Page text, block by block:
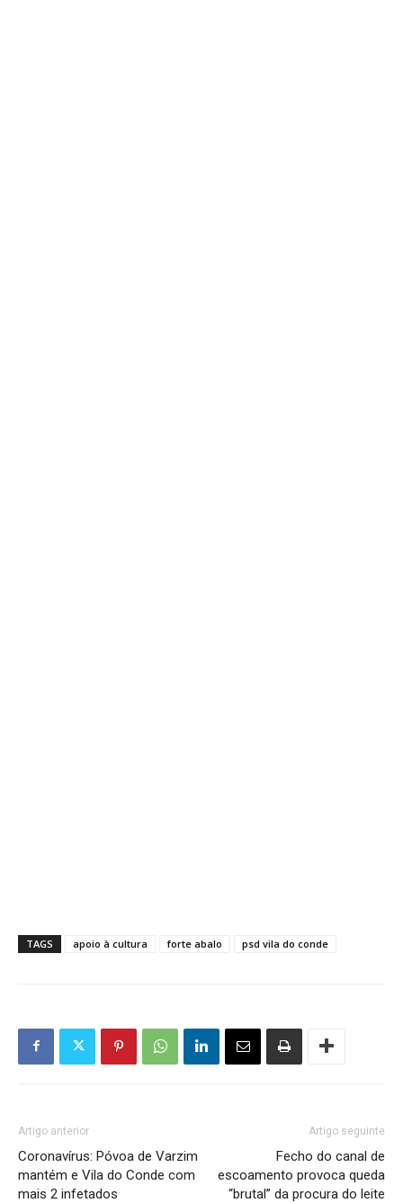
TAGS apoio à cultura forte abalo psd vila do conde
Artigo anterior
Coronavírus: Póvoa de Varzim
mantém e Vila do Conde com
mais 2 infetados
Artigo seguinte
Fecho do canal de
escoamento provoca queda
“brutal” da procura do leite